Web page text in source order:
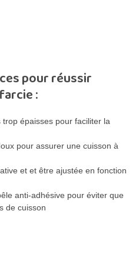
pour réussir
:
épaisses pour faciliter la
pour assurer une cuisson à
et et être ajustée en fonction
anti-adhésive pour éviter que
de cuisson